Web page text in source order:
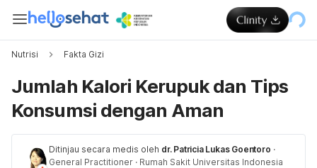
Nutrisi Fakta Gizi
Jumlah Kalori Kerupuk dan Tips
Konsumsi dengan Aman
Ditinjau secara medis oleh dr. Patricia Lukas Goentoro ·
General Practitioner · Rumah Sakit Universitas Indonesia